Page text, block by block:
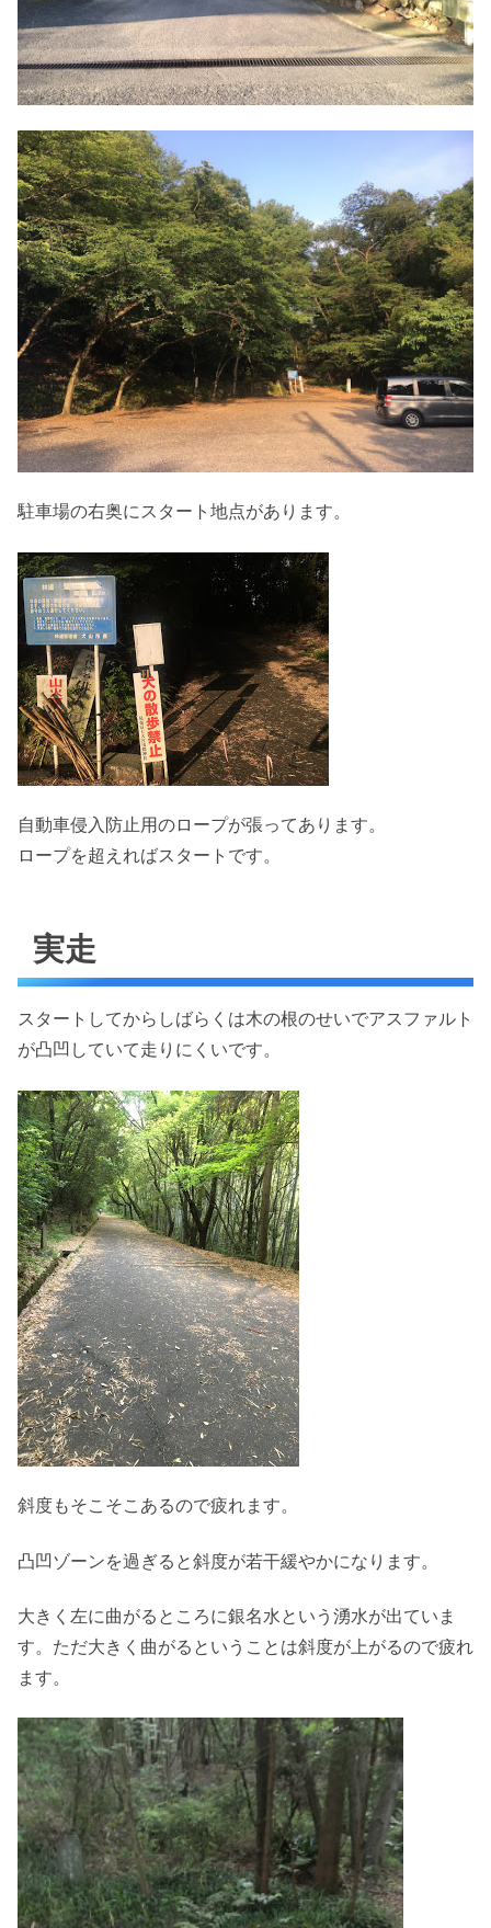
駐車場の右奥にスタート地点があります。
自動車侵入防止用のロープが張ってあります。
ロープを超えればスタートです。
実走
スタートしてからしばらくは木の根のせいでアスファルト
が凸凹していて走りにくいです。
斜度もそこそこあるので疲れます。
凸凹ゾーンを過ぎると斜度が若干緩やかになります。
大きく左に曲がるところに銀名水という湧水が出ていま
す。ただ大きく曲がるということは斜度が上がるので疲れ
ます。